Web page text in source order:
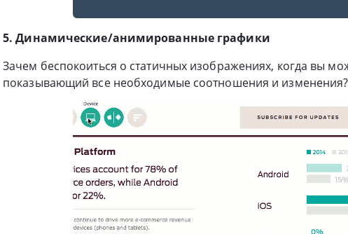
5. Динамические/анимированные графики
Зачем беспокоиться о статичных изображениях, когда вы
показывающий все необходимые соотношения и изменения?